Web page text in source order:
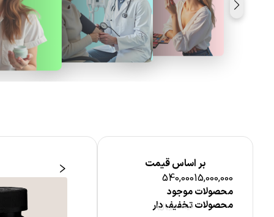
بر اساس قیمت
540,00015,000,000
قیمت (ریال)
محصولات موجود
محصولات تخفیف دار